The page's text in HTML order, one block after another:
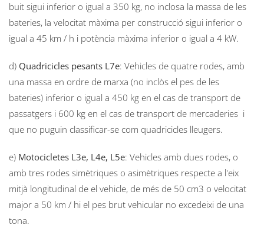
buit sigui inferior o igual a 350 kg, no inclosa la massa de les
bateries, la velocitat màxima per construcció sigui inferior o
igual a 45 km / h i potència màxima inferior o igual a 4 kW.
d) Quadricicles pesants L7e: Vehicles de quatre rodes, amb
una massa en ordre de marxa (no inclòs el pes de les
bateries) inferior o igual a 450 kg en el cas de transport de
passatgers i 600 kg en el cas de transport de mercaderies i
que no puguin classificar-se com quadricicles lleugers.
e) Motocicletes L3e, L4e, L5e: Vehicles amb dues rodes, o
amb tres rodes simètriques o asimètriques respecte a l'eix
mitjà longitudinal de el vehicle, de més de 50 cm3 o velocitat
major a 50 km / hi el pes brut vehicular no excedeixi de una
tona.